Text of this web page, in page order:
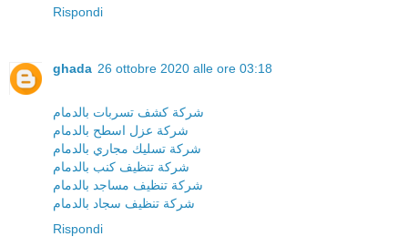
Rispondi
ghada 26 ottobre 2020 alle ore 03:18
شركة كشف تسربات بالدمام
شركة عزل اسطح بالدمام
شركة تسليك مجاري بالدمام
شركة تنظيف كنب بالدمام
شركة تنظيف مساجد بالدمام
شركة تنظيف سجاد بالدمام
Rispondi